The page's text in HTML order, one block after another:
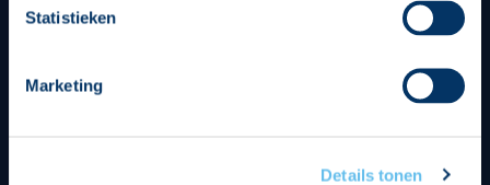
Statistieken
Marketing
Details tonen